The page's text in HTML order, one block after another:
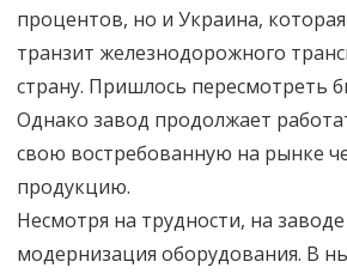
процентов, но и Украина,
транзит железнодорожного
страну. Пришлось пересмотреть
Однако завод продолжает
свою востребованную на рынке
продукцию.
Несмотря на трудности, на
модернизация оборудования. В